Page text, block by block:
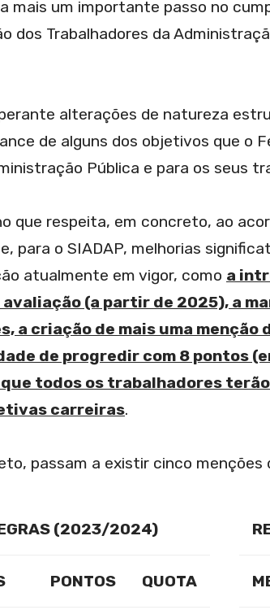
mais um importante passo no
dos Trabalhadores da
alterações de natureza
de alguns dos objetivos que o
Pública e para os seus
que respeita, em concreto, ao
para o SIADAP, melhorias
atualmente em vigor, como a
(a partir de 2025), a
a criação de mais uma menção
de progredir com 8 pontos
todos os trabalhadores
carreiras.
passam a existir cinco menções
(2023/2024)
PONTOS QUOTA